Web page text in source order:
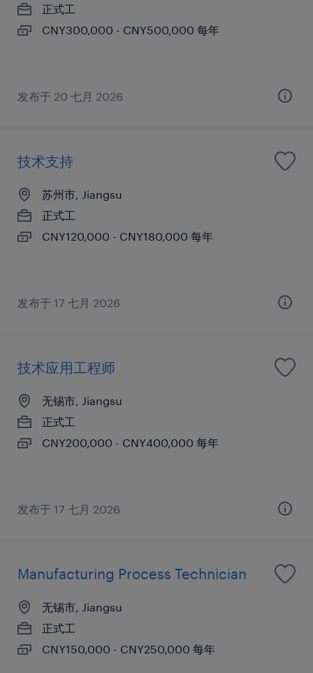
正式工
CNY300,000 - CNY500,000 每年
发布于 20 七月 2026
技术支持
苏州市, Jiangsu
正式工
CNY120,000 - CNY180,000 每年
发布于 17 七月 2026
技术应用工程师
无锡市, Jiangsu
正式工
CNY200,000 - CNY400,000 每年
发布于 17 七月 2026
Manufacturing Process Technician
无锡市, Jiangsu
正式工
CNY150,000 - CNY250,000 每年